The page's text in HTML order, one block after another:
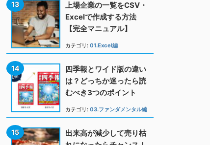
上場企業の一覧をCSV・
Excelで作成する方法
【完全マニュアル】
カテゴリ: 01.Excel編
四季報とワイド版の違い
は？どっちか迷ったら読
むべき3つのポイント
カテゴリ: 03.ファンダメンタル編
出来高が減少して売り枯